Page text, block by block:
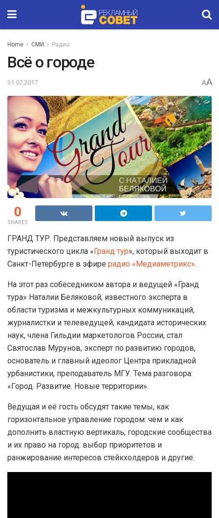
Home СМИ Радио
Всё о городе
31.07.2017 AA
0
SHARES
ГРАНД ТУР. Представляем новый выпуск из
туристического цикла «Гранд тур», который выходит в
Санкт-Петербурге в эфире радио «Медиаметрикс».
На этот раз собеседником автора и ведущей «Гранд
тура» Наталии Беляковой, известного эксперта в
области тур­изма и ме­жкультурных коммуникаций,
журналистки и телеведущей, кандидата истори­ческих
наук, члена Гильдии маркетологов Ро­ссии, стал
Святослав Мурунов, эксперт по развитию городов,
основатель и главный идеолог Центра прикладной
урбанистики, преподаватель МГУ. Тема разговора:
«Город. Развитие. Новые территории».
Ведущая и её гость обсудят такие темы, как
горизонтальное управление городом: чем и как
дополнить властную вертикаль; городские сообщества
и их право на город: выбор приоритетов и
ранжирование интересов стейкхолдеров и другие.